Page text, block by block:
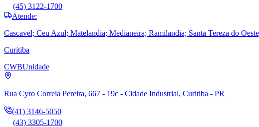
(45) 3122-1700
Atende:
Cascavel; Ceu Azul; Matelandia; Medianeira; Ramilandia; Santa Tereza do
Curitiba
CWBUnidade
Rua Cyro Correia Pereira, 667 - 19c - Cidade Industrial, Curitiba - PR
(41) 3146-5050
(43) 3305-1700